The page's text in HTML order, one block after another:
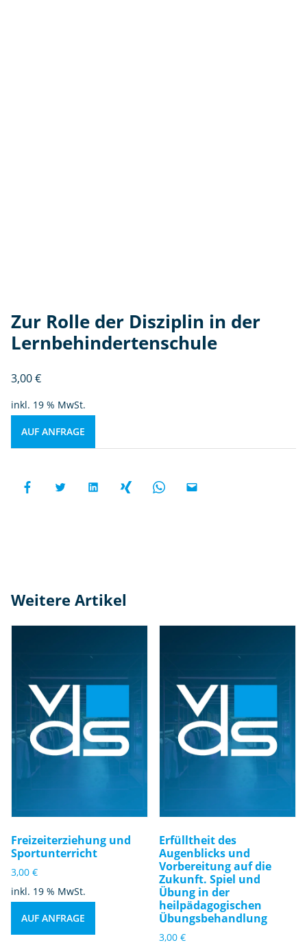
Zur Rolle der Disziplin in der
Lernbehindertenschule
3,00€
inkl. 19 % MwSt.
AUF ANFRAGE
Weitere Artikel
Freizeiterziehung und
Sportunterricht
3,00 €
inkl. 19 % MwSt.
AUF ANFRAGE
Erfülltheit des
Augenblicks und
Vorbereitung auf die
Zukunft. Spiel und
Übung in der
heilpädagogischen
Übungsbehandlung
3,00€